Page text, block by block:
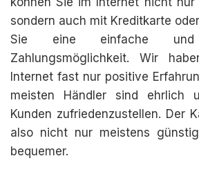
sondern auch mit Kreditkarte
Sie eine einfache und
Zahlungsmöglichkeit. Wir
Internet fast nur positive
meisten Händler sind ehrlich
Kunden zufriedenzustellen. Der
also nicht nur meistens
bequemer.